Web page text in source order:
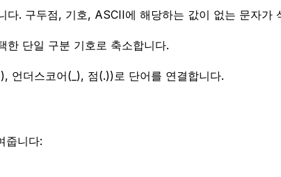
. 구두점, 기호, ASCII에 해당하는 값이 없는 문자가
한 단일 구분 기호로 축소합니다.
언더스코어(_), 점(.))로 단어를 연결합니다.
줍니다: